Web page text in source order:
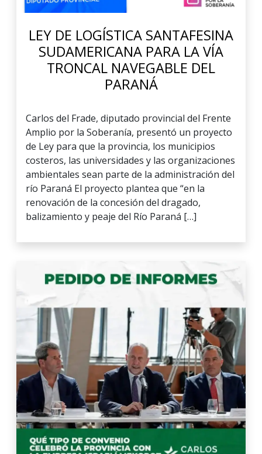
LEY DE LOGÍSTICA SANTAFESINA
SUDAMERICANA PARA LA VÍA
TRONCAL NAVEGABLE DEL
PARANÁ
Carlos del Frade, diputado provincial del Frente
Amplio por la Soberanía, presentó un proyecto
de Ley para que la provincia, los municipios
costeros, las universidades y las organizaciones
ambientales sean parte de la administración del
río Paraná El proyecto plantea que “en la
renovación de la concesión del dragado,
balizamiento y peaje del Río Paraná […]